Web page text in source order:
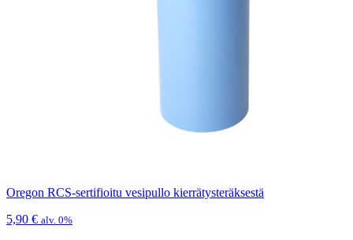
Oregon RCS-sertifioitu vesipullo kierrätysteräksestä
5,90 € alv. 0%